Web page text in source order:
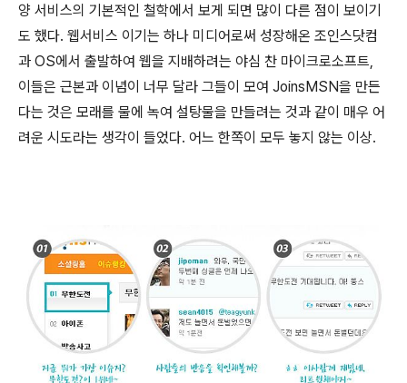
양 서비스의 기본적인 철학에서 보게 되면 많이 다른 점이 보이기
도 했다. 웹서비스 이기는 하나 미디어로써 성장해온 조인스닷컴
과 OS에서 출발하여 웹을 지배하려는 야심 찬 마이크로소프트,
이들은 근본과 이념이 너무 달라 그들이 모여 JoinsMSN을 만든
다는 것은 모래를 물에 녹여 설탕물을 만들려는 것과 같이 매우 어
려운 시도라는 생각이 들었다. 어느 한쪽이 모두 놓지 않는 이상.